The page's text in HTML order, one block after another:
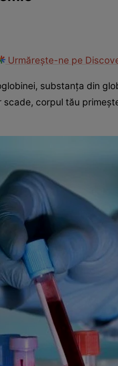
Urmărește-ne pe
substanța din
corpul tău